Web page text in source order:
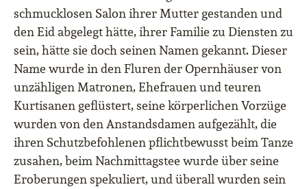
schmucklosen Salon ihrer Mutter gestanden und
den Eid abgelegt hätte, ihrer Familie zu Diensten zu
sein, hätte sie doch seinen Namen gekannt. Dieser
Name wurde in den Fluren der Opernhäuser von
unzähligen Matronen, Ehefrauen und teuren
Kurtisanen geflüstert, seine körperlichen Vorzüge
wurden von den Anstandsdamen aufgezählt, die
ihren Schutzbefohlenen pflichtbewusst beim Tanze
zusahen, beim Nachmittagstee wurde über seine
Eroberungen spekuliert, und überall wurden sein